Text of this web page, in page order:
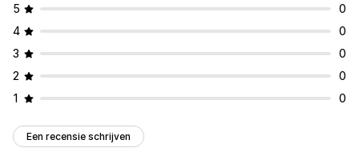
5
0
4
0
3
0
2
0
1
0
Een recensie schrijven